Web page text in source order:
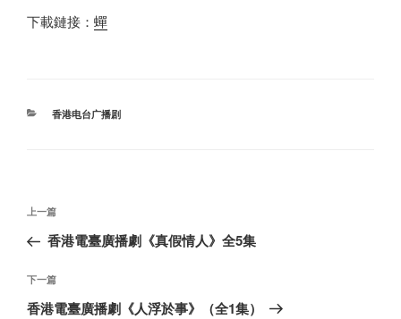
下載鏈接： 蟬
分
香港电台广播剧
文
导
航
上
一
文
章
上一篇
香港電臺廣播劇《真假情人》全5集
下
一
下一篇
香港電臺廣播劇《人浮於事》（全1集）